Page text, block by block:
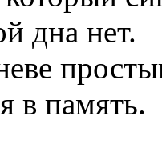
дна нет.
в память.